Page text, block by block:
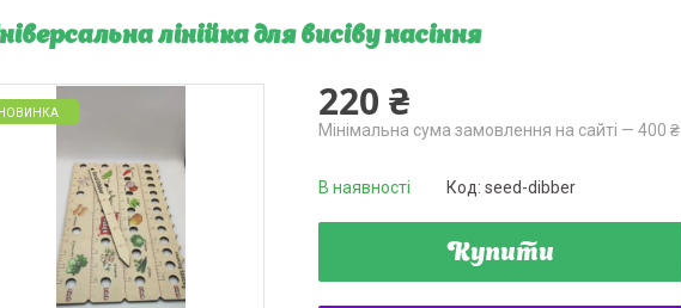
лінійка для висіву насіння
НОВИНКА 220 ₴
Мінімальна сума замовлення на сайті — 400 ₴
В наявності Код: seed-dibber
Купити